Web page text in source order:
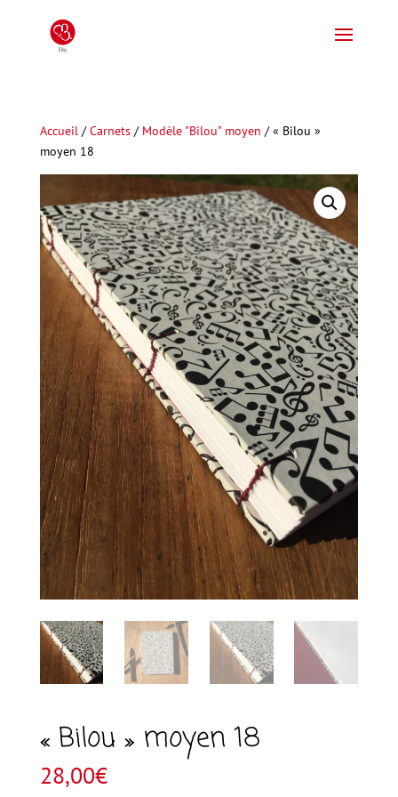
Accueil/Carnets/ Modèle "Bilou" moyen / « Bilou »
moyen 18
« Bilou » moyen 18
28,00€